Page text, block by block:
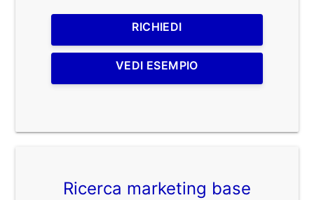
RICHIEDI
VEDI ESEMPIO
Ricerca marketing base